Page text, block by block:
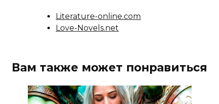
Literature-online.com
Love-Novels.net
Вам также может понравиться